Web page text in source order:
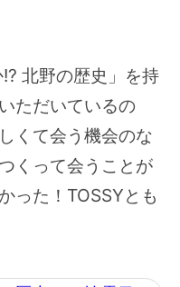
北野の歴史」を持
ただいているの
くて会う機会のな
くって会うことが
った！TOSSYとも